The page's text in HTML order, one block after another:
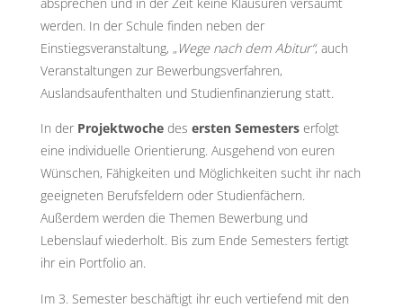
werden. In der Schule finden neben der
Einstiegsveranstaltung, „ Wege nach dem Abitur“, auch
Veranstaltungen zur Bewerbungsverfahren,
Auslandsaufenthalten und Studienfinanzierung statt.
In der Projektwochedes ersten Semesterserfolgt
eine individuelle Orientierung. Ausgehend von euren
Wünschen, Fähigkeiten und Möglichkeiten sucht ihr nach
geeigneten Berufsfeldern oder Studienfächern.
Außerdem werden die Themen Bewerbung und
Lebenslauf wiederholt. Bis zum Ende Semesters fertigt
ihr ein Portfolio an.
Im 3. Semester beschäftigt ihr euch vertiefend mit den